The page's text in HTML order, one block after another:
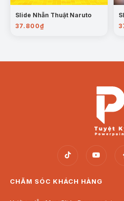
Slide Nhẫn Thuật Naruto
37.800₫
CHĂM SÓC KHÁCH HÀNG